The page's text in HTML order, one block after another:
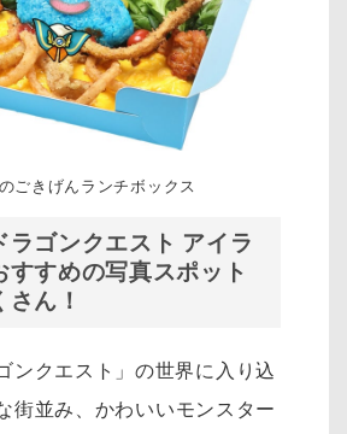
ごきげんランチボックス
ラゴンクエスト アイラ
すすめの写真スポット
さん！
ンクエスト」の世界に入り込
街並み、かわいいモンスター